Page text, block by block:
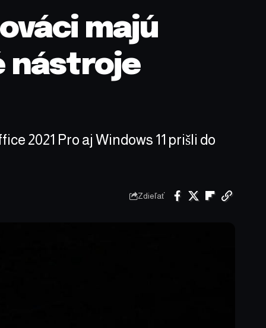
majú
nástroje
2021 Pro aj Windows 11 prišli do
Zdieľať